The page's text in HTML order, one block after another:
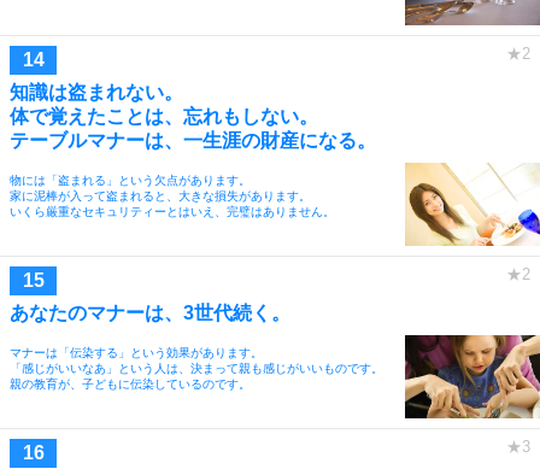
知識は盗まれない。
体で覚えたことは、忘れもしない。
テーブルマナーは、一生涯の財産になる。
物には「盗まれる」という欠点があります。
家に泥棒が入って盗まれると、大きな損失があります。
いくら厳重なセキュリティーとはいえ、完璧はありません。
あなたのマナーは、3世代続く。
マナーは「伝染する」という効果があります。
「感じがいいなあ」という人は、決まって親も感じがいいものです。
親の教育が、子どもに伝染しているのです。